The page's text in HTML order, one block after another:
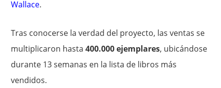
Wallace.
Tras conocerse la verdad del proyecto, las ventas se
multiplicaron hasta400.000 ejemplares, ubicándose
durante 13 semanas en la lista de libros más
vendidos.